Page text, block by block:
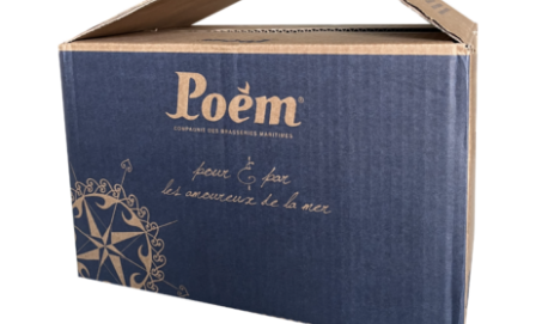
AJOUTER AU PANIER
DÉTAILS